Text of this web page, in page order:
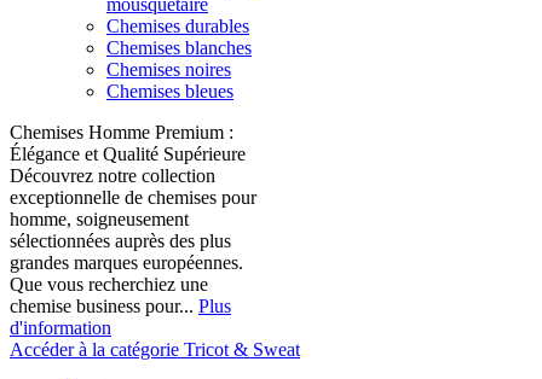
mousquetaire
Chemises durables
Chemises blanches
Chemises noires
Chemises bleues
Chemises Homme Premium :
Élégance et Qualité Supérieure
Découvrez notre collection
exceptionnelle de chemises pour
homme, soigneusement
sélectionnées auprès des plus
grandes marques européennes.
Que vous recherchiez une
chemise business pour... Plus
d'information
Accéder à la catégorie Tricot & Sweat